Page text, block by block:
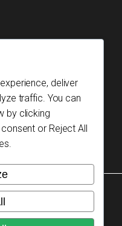
Todos Direitos
deliver
traffic. You can
by clicking
or Reject All